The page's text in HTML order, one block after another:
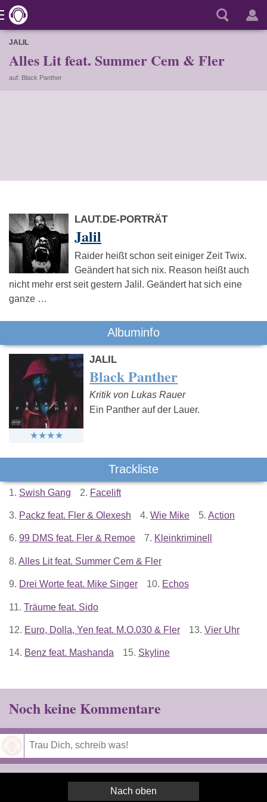
JALIL
Alles Lit feat. Summer Cem & Fler
auf: Black Panther
LAUT.DE-PORTRÄT
Jalil
Raider heißt schon seit einiger Zeit Twix.
Geändert hat sich nix. Reason heißt auch
nicht mehr erst seit gestern Jalil. Geändert hat sich eine
ganze …
Albuminfo
JALIL
Black Panther
Kritik von Lukas Rauer
Ein Panther auf der Lauer.
Trackliste
1. Swish Gang 2. Facelift
3. Packz feat. Fler & Olexesh 4. Wie Mike 5. Action
6. 99 DMS feat. Fler & Remoe 7. Kleinkriminell
8. Alles Lit feat. Summer Cem & Fler
9. Drei Worte feat. Mike Singer 10. Echos
11. Träume feat. Sido
12. Euro, Dolla, Yen feat. M.O.030 & Fler 13. Vier Uhr
14. Benz feat. Mashanda 15. Skyline
Noch keine Kommentare
Nach oben